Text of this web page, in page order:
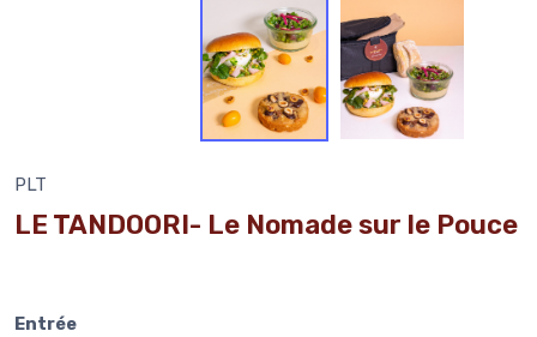
PLT
LE TANDOORI- Le Nomade sur le Pouce
Entrée